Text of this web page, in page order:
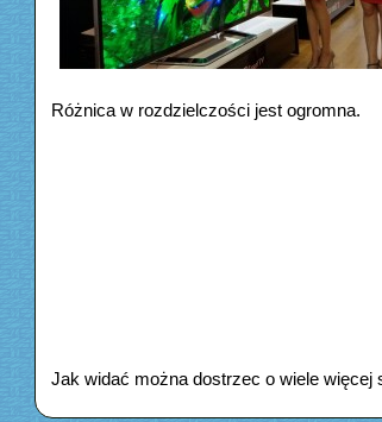
Różnica w rozdzielczości jest ogromna.
Jak widać można dostrzec o wiele więcej